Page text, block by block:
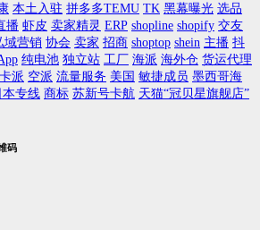
本土入驻 拼多多TEMU TK 黑幕曝光 选品
播 虾皮 卖家精灵 ERP shopline shopify 交友
域营销 协会 卖家 招商 shoptop shein 主播 抖
纯电池 独立站 工厂 海派 海外仓 货运代理
卡派 空派 流量服务 美国 敏捷成员 墨西哥海
本专线 商标 苏新号卡航 天猫“冠贝星旗舰店”
码